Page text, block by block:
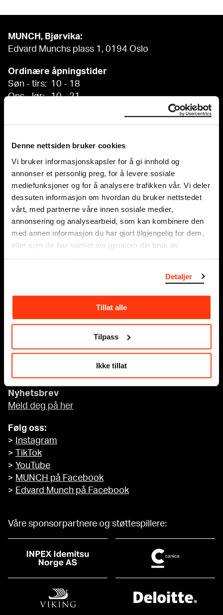
Denne nettsiden bruker cookies
Vi bruker informasjonskapsler for å gi innhold og
annonser et personlig preg, for å levere sosiale
mediefunksjoner og for å analysere trafikken vår. Vi deler
dessuten informasjon om hvordan du bruker nettstedet
vårt, med partnerne våre innen sosiale medier,
annonsering og analysearbeid, som kan kombinere den
med annen informasjon du har gjort tilgjengelig for dem,
eller som de har samlet inn gjennom din bruk av
tjenestene deres.
Detaljer
Tillat alle
Tilpass
Ikke tillat
MUNCH, Bjørvika:
Edvard Munchs plass 1, 0194 Oslo
Ordinære åpningstider
Søn - tirs: 10 - 18
Ons - lør: 10 - 21
Postboks 3304 Sørenga, 0140 Oslo
info@munch.com
Organisasjonsnummer:
995138670
Tilgjengelighet på MUNCH
Personvern og informasjonskapsler
Nyhetsbrev
Meld deg på her
Følg oss:
>
Instagram
>
TikTok
> YouTube
> MUNCH på Facebook
> Edvard Munch på Facebook
Våre sponsorpartnere og støttespillere: